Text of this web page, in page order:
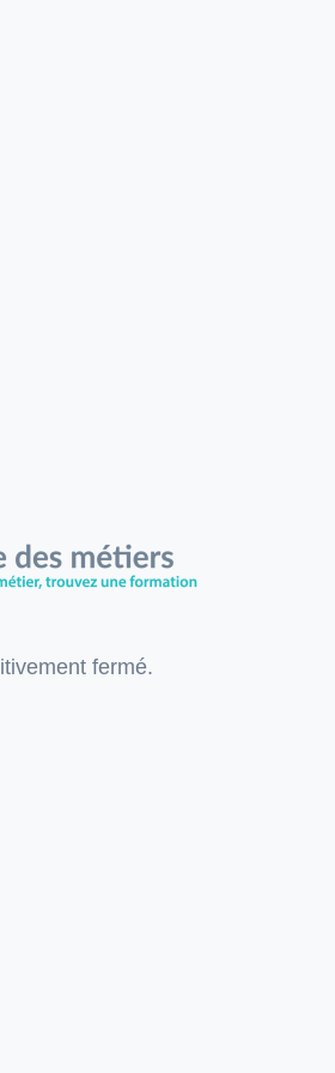
fermé.